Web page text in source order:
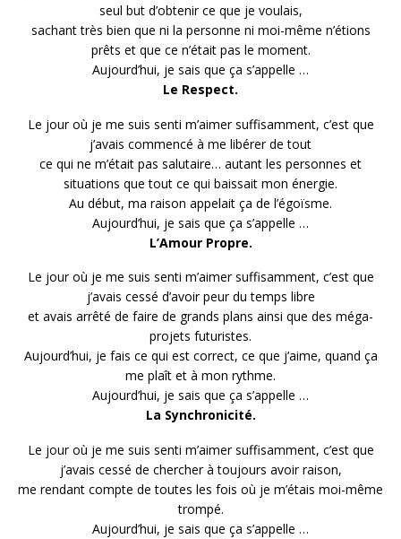
seul but d’obtenir ce que je voulais,
sachant très bien que ni la personne ni moi-même n’étions
prêts et que ce n’était pas le moment.
Aujourd’hui, je sais que ça s’appelle …
Le Respect.
Le jour où je me suis senti m’aimer suffisamment, c’est que
j’avais commencé à me libérer de tout
ce qui ne m’était pas salutaire… autant les personnes et
situations que tout ce qui baissait mon énergie.
Au début, ma raison appelait ça de l’égoïsme.
Aujourd’hui, je sais que ça s’appelle …
L’Amour Propre.
Le jour où je me suis senti m’aimer suffisamment, c’est que
j’avais cessé d’avoir peur du temps libre
et avais arrêté de faire de grands plans ainsi que des méga-
projets futuristes.
Aujourd’hui, je fais ce qui est correct, ce que j’aime, quand ça
me plaît et à mon rythme.
Aujourd’hui, je sais que ça s’appelle …
La Synchronicité.
Le jour où je me suis senti m’aimer suffisamment, c’est que
j’avais cessé de chercher à toujours avoir raison,
me rendant compte de toutes les fois où je m’étais moi-même
trompé.
Aujourd’hui, je sais que ça s’appelle …